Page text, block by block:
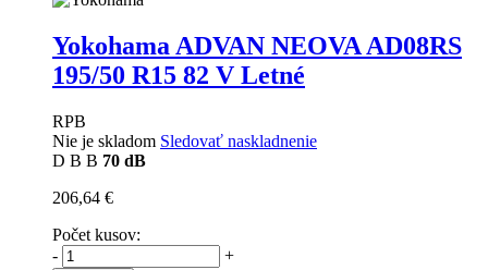
Yokohama ADVAN NEOVA AD08RS
195/50 R15 82 V Letné
RPB
Nie je skladom Sledovať naskladnenie
D B B 70 dB
206,64 €
Počet kusov:
-
+